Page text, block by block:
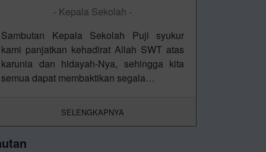
- Kepala Sekolah -
Sambutan Kepala Sekolah Puji syukur
kami panjatkan kehadirat Allah SWT atas
karunia dan hidayah-Nya, sehingga kita
semua dapat membaktikan segala…
SELENGKAPNYA